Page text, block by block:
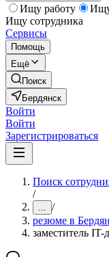
Ищу работу
Ищу сотрудника
Сервисы
Помощь
Ещё
Поиск
Бердянск
Войти
Войти
Зарегистрироваться
Поиск
/
... /
резюме в
заместитель IT-